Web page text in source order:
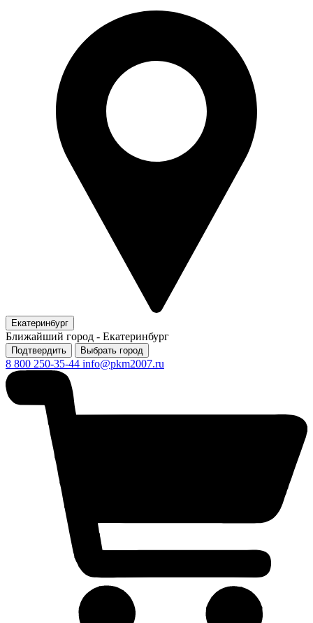
Екатеринбург
Ближайший город - Екатеринбург
Подтвердить Выбрать город
8 800 250-35-44 info@pkm2007.ru